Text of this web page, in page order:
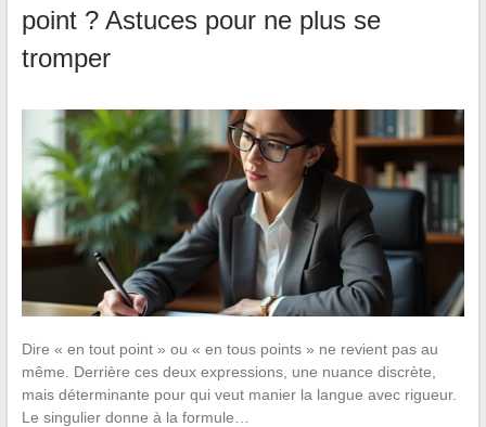
point ? Astuces pour ne plus se
tromper
Dire « en tout point » ou « en tous points » ne revient pas au
même. Derrière ces deux expressions, une nuance discrète,
mais déterminante pour qui veut manier la langue avec rigueur.
Le singulier donne à la formule…